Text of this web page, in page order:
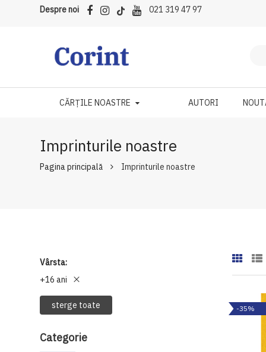
Despre noi 021 319 47 97
CĂRȚILE NOASTRE AUTORI
Imprinturile noastre
Pagina principală Imprinturile noastre
Vârsta
+16 ani
sterge toate
Categorie
-35%